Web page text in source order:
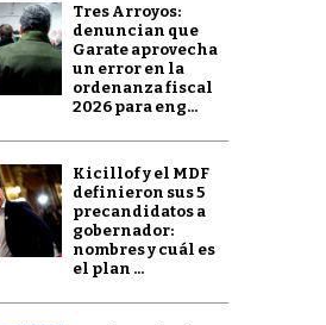
Tres Arroyos:
denuncian que
Garate aprovecha
un error en la
ordenanza fiscal
2026 para eng...
Kicillof y el MDF
definieron sus 5
precandidatos a
gobernador:
nombres y cuál es
el plan ...